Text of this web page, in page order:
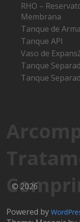
RHO –
Membrana
Tanque de
Tanque API
Vaso de
Tanque
Tanque
© 2026
Powered by